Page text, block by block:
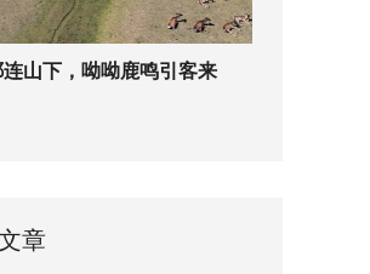
连山下，呦呦鹿鸣引客来
章